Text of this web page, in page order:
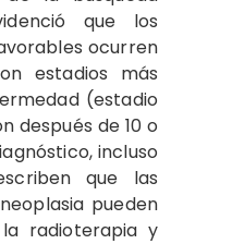
que los
ocurren
estadios más
(estadio
después de 10 o
incluso
que las
pueden
radioterapia y